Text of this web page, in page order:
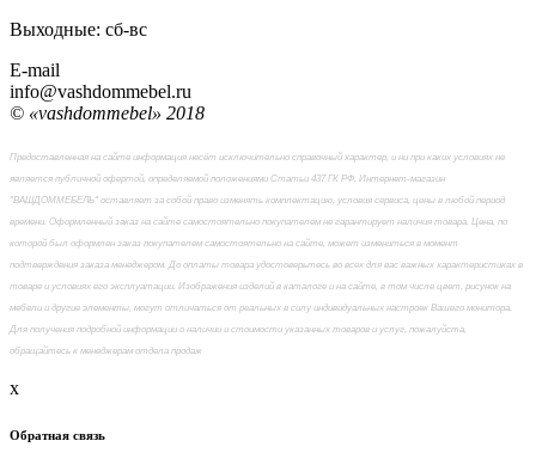
Выходные: сб-вc
E-mail
info@vashdommebel.ru
© «vashdommebel» 2018
Предоставленная на сайте информация несёт исключительно справочный характер, и ни при каких условиях не
является публичной офертой, определяемой положениями Статьи 437 ГК РФ. Интернет-магазин
"ВАШДОММЕБЕЛЬ" оставляет за собой право изменять комплектацию, условия сервиса, цены в любой период
времени. Оформленный заказ на сайте самостоятельно покупателем не гарантирует наличия товара. Цена, по
которой был оформлен заказ покупателем самостоятельно на сайте, может измениться в момент
подтверждения заказа менеджером. До оплаты товара удостоверьтесь во всех для вас важных характеристиках в
товаре и условиях его эксплуатации. Изображения изделий в каталоге и на сайте, в том числе цвет, рисунок на
мебели и другие элементы, могут отличаться от реальных в силу индивидуальных настроек Вашего монитора.
Для получения подробной информации о наличии и стоимости указанных товаров и услуг, пожалуйста,
обращайтесь к менеджерам отдела продаж
x
Обратная связь